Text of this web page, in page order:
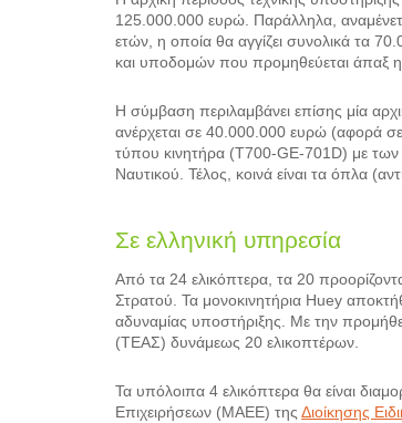
125.000.000 ευρώ. Παράλληλα,
ετών, η οποία θα αγγίζει συνολικά τα
και υποδομών που προμηθεύεται άπαξ
Η σύμβαση περιλαμβάνει επίσης μία
ανέρχεται σε 40.000.000 ευρώ (αφορά σε
τύπου κινητήρα (T700-GE-701D) με των
Ναυτικού. Τέλος, κοινά είναι τα όπλα
Σε ελληνική υπηρεσία
Από τα 24 ελικόπτερα, τα 20
Στρατού. Τα μονοκινητήρια Huey
αδυναμίας υποστήριξης. Με την
(ΤΕΑΣ) δυνάμεως 20 ελικοπτέρων.
Τα υπόλοιπα 4 ελικόπτερα θα είναι
Επιχειρήσεων (ΜΑΕΕ) τηςΔιοίκησης